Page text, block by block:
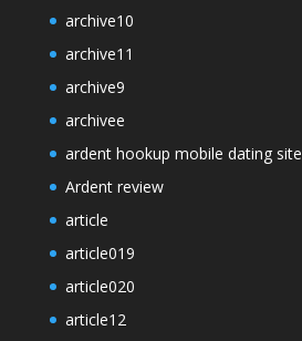
archive10
archive11
archive9
archivee
ardent hookup mobile dating site
Ardent review
article
article019
article020
article12